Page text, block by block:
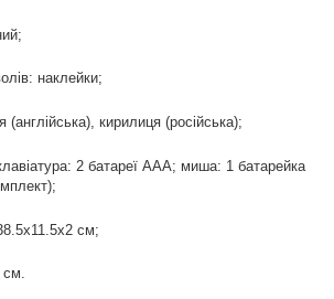
наклейки;
(англійська), кирилиця (російська);
2 батареї ААА; миша: 1 батарейка
см;
см.